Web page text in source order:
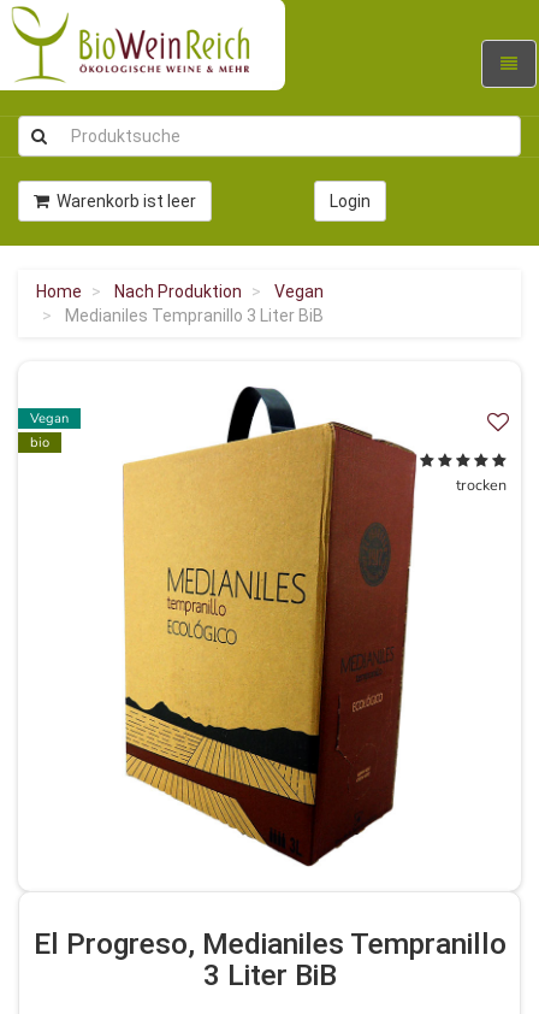
Warenkorb ist leer Login
Home Nach Produktion
Vegan
Medianiles Tempranillo 3 Liter BiB
Vegan
bio
trocken
El Progreso, Medianiles Tempranillo
3 Liter BiB